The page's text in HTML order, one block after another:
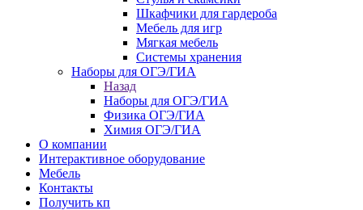
Шкафчики для гардероба
Мебель для игр
Мягкая мебель
Системы хранения
Наборы для ОГЭ/ГИА
Назад
Наборы для ОГЭ/ГИА
Физика ОГЭ/ГИА
Химия ОГЭ/ГИА
О компании
Интерактивное оборудование
Мебель
Контакты
Получить кп